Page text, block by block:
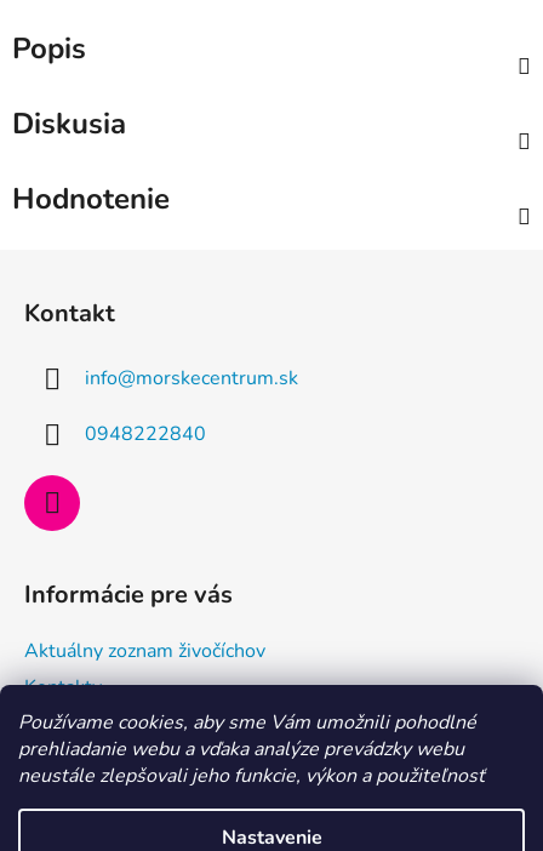
Používame cookies, aby sme Vám umožnili pohodlné
prehliadanie webu a vďaka analýze prevádzky webu
neustále zlepšovali jeho funkcie, výkon a použiteľnosť
Nastavenie
Popis
Diskusia
Hodnotenie
Kontakt
info@morskecentrum.sk
0948222840
Informácie pre vás
Aktuálny zoznam živočíchov
Kontakty
Doprava a ako nakupovať
Všeobecné obchodné podmienky a dodacie podmienky